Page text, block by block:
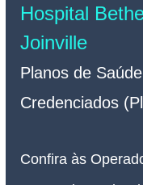
Hospital
Joinville
Planos de Saúde
Credenciados
Confira às